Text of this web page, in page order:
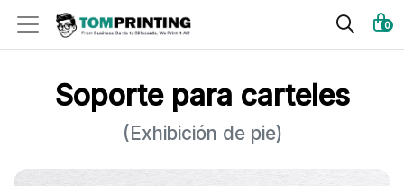
0
Soporte para carteles
(Exhibición de pie)